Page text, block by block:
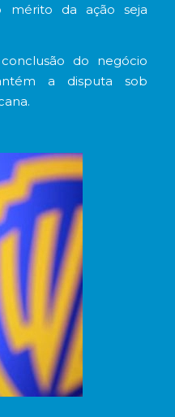
mérito da ação seja
do negócio
a disputa sob